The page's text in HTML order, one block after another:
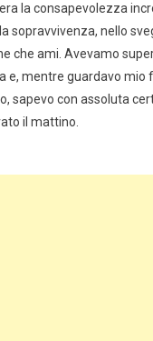
la consapevolezza
sopravvivenza, nello
che ami. Avevamo
e, mentre guardavo mio
sapevo con assoluta
il mattino.